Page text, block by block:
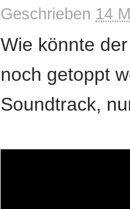
Geschrieben 14
Wie könnte
noch getoppt
Soundtrack,